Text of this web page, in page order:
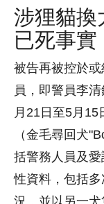
涉狸貓
已死事實
被告再被控於
員，即警員李
月21日至5月15
（金毛尋回犬
括警務人員及
性資料，包括